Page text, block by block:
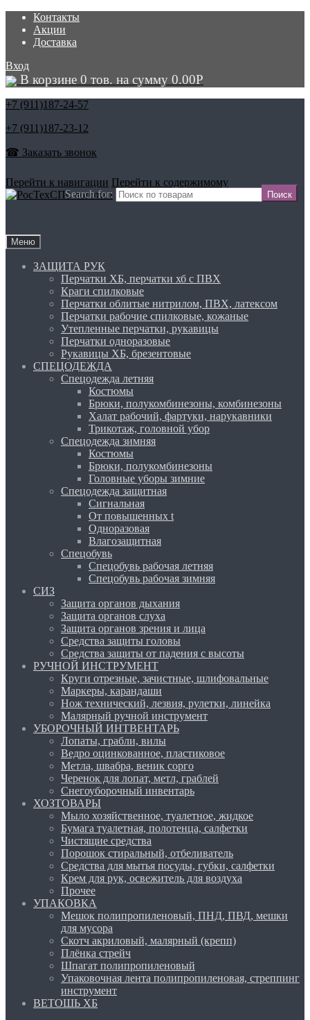
Контакты
Акции
Доставка
Вход
В корзине 0 тов. на сумму 0.00Р
+7 (911)187-24-57
+7 (911)187-23-12
☎ Заказать звонок
Search for:
Перейти к навигации Перейти к содержимому
Меню
ЗАЩИТА РУК
Перчатки ХБ, перчатки хб с ПВХ
Краги спилковые
Перчатки облитые нитрилом, ПВХ, латексом
Перчатки рабочие спилковые, кожаные
Утепленные перчатки, рукавицы
Перчатки одноразовые
Рукавицы ХБ, брезентовые
СПЕЦОДЕЖДА
Спецодежда летняя
Костюмы
Брюки, полукомбинезоны, комбинезоны
Халат рабочий, фартуки, нарукавники
Трикотаж, головной убор
Спецодежда зимняя
Костюмы
Брюки, полукомбинезоны
Головные уборы зимние
Спецодежда защитная
Сигнальная
От повышенных t
Одноразовая
Влагозащитная
Спецобувь
Спецобувь рабочая летняя
Спецобувь рабочая зимняя
СИЗ
Защита органов дыхания
Защита органов слуха
Защита органов зрения и лица
Средства защиты головы
Средства защиты от падения с высоты
РУЧНОЙ ИНСТРУМЕНТ
Круги отрезные, зачистные, шлифовальные
Маркеры, карандаши
Нож технический, лезвия, рулетки, линейка
Малярный ручной инструмент
УБОРОЧНЫЙ ИНТВЕНТАРЬ
Лопаты, грабли, вилы
Ведро оцинкованное, пластиковое
Метла, швабра, веник сорго
Черенок для лопат, метл, граблей
Снегоуборочный инвентарь
ХОЗТОВАРЫ
Мыло хозяйственное, туалетное, жидкое
Бумага туалетная, полотенца, салфетки
Чистящие средства
Порошок стиральный, отбеливатель
Средства для мытья посуды, губки, салфетки
Крем для рук, освежитель для воздуха
Прочее
УПАКОВКА
Мешок полипропиленовый, ПНД, ПВД, мешки
для мусора
Скотч акриловый, малярный (крепп)
Плёнка стрейч
Шпагат полипропиленовый
Упаковочная лента полипропиленовая, стреппинг
инструмент
ВЕТОШЬ ХБ